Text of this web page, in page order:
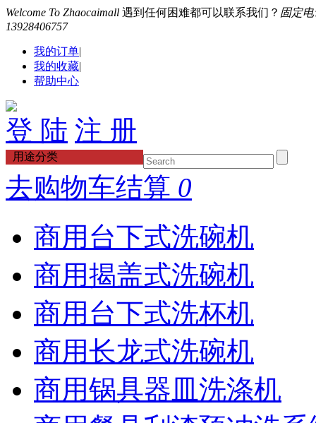
Welcome To Zhaocaimall 遇到任何困难都可以联系我们？ 固定电
13928406757
我的订单|
我的收藏|
帮助中心
登 陆 注 册
用途分类
去购物车结算 0
商用台下式洗碗机
商用揭盖式洗碗机
商用台下式洗杯机
商用长龙式洗碗机
商用锅具器皿洗涤机